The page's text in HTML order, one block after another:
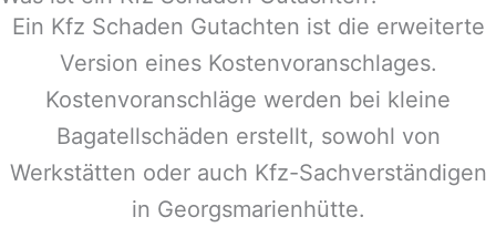
Ein Kfz Schaden Gutachten ist die erweiterte
Version eines Kostenvoranschlages.
Kostenvoranschläge werden bei kleine
Bagatellschäden erstellt, sowohl von
Werkstätten oder auch Kfz-Sachverständigen
in Georgsmarienhütte.